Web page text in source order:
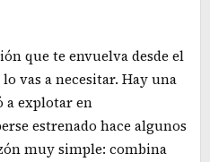
que te envuelva desde el
vas a necesitar. Hay una
a explotar en
estrenado hace algunos
muy simple: combina